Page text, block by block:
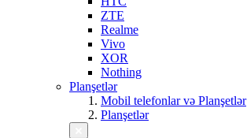
ZTE
Realme
Vivo
XOR
Nothing
Planşetlər
Mobil telefonlar və Planşetlər
Planşetlər